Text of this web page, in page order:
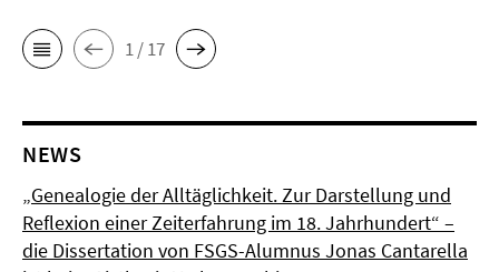
1 / 17
NEWS
„Genealogie der Alltäglichkeit. Zur Darstellung und
Reflexion einer Zeiterfahrung im 18. Jahrhundert“ –
die Dissertation von FSGS-Alumnus Jonas Cantarella